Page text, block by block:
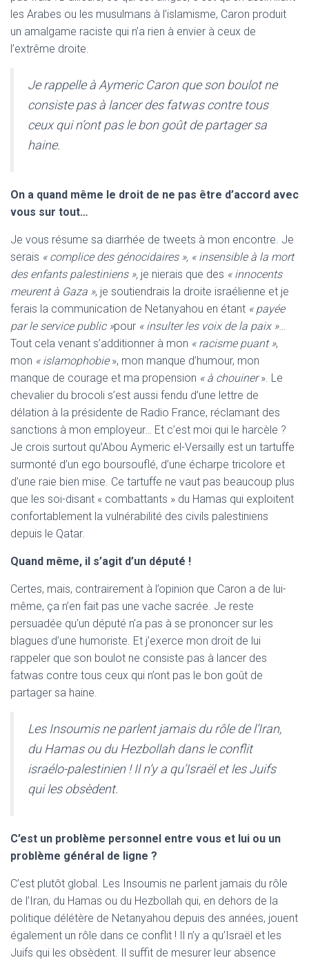
les Arabes ou les musulmans à l’islamisme, Caron produit
un amalgame raciste qui n’a rien à envier à ceux de
l’extrême droite.
Je rappelle à Aymeric Caron que son boulot ne
consiste pas à lancer des fatwas contre tous
ceux qui n’ont pas le bon goût de partager sa
haine.
On a quand même le droit de ne pas être d’accord avec
vous sur tout…
Je vous résume sa diarrhée de tweets à mon encontre. Je
serais « complice des génocidaires », « insensible à la mort
des enfants palestiniens », je nierais que des « innocents
meurent à Gaza », je soutiendrais la droite israélienne et je
ferais la communication de Netanyahou en étant « payée
par le service public »pour « insulter les voix de la paix »…
Tout cela venant s’additionner à mon « racisme puant »,
mon « islamophobie », mon manque d’humour, mon
manque de courage et ma propension « à chouiner». Le
chevalier du brocoli s’est aussi fendu d’une lettre de
délation à la présidente de Radio France, réclamant des
sanctions à mon employeur… Et c’est moi qui le harcèle ?
Je crois surtout qu’Abou Aymeric el-Versailly est un tartuffe
surmonté d’un ego boursouflé, d’une écharpe tricolore et
d’une raie bien mise. Ce tartuffe ne vaut pas beaucoup plus
que les soi-disant « combattants » du Hamas qui exploitent
confortablement la vulnérabilité des civils palestiniens
depuis le Qatar.
Quand même, il s’agit d’un député !
Certes, mais, contrairement à l’opinion que Caron a de lui-
même, ça n’en fait pas une vache sacrée. Je reste
persuadée qu’un député n’a pas à se prononcer sur les
blagues d’une humoriste. Et j’exerce mon droit de lui
rappeler que son boulot ne consiste pas à lancer des
fatwas contre tous ceux qui n’ont pas le bon goût de
partager sa haine.
Les Insoumis ne parlent jamais du rôle de l’Iran,
du Hamas ou du Hezbollah dans le conflit
israélo-palestinien ! Il n’y a qu’Israël et les Juifs
qui les obsèdent.
C’est un problème personnel entre vous et lui ou un
problème général de ligne ?
C’est plutôt global. Les Insoumis ne parlent jamais du rôle
de l’Iran, du Hamas ou du Hezbollah qui, en dehors de la
politique délétère de Netanyahou depuis des années, jouent
également un rôle dans ce conflit ! Il n’y a qu’Israël et les
Juifs qui les obsèdent. Il suffit de mesurer leur absence